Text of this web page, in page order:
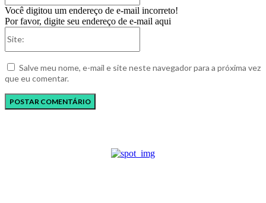
Você digitou um endereço de e-mail incorreto!
Por favor, digite seu endereço de e-mail aqui
Salve meu nome, e-mail e site neste navegador para a próxima vez
que eu comentar.